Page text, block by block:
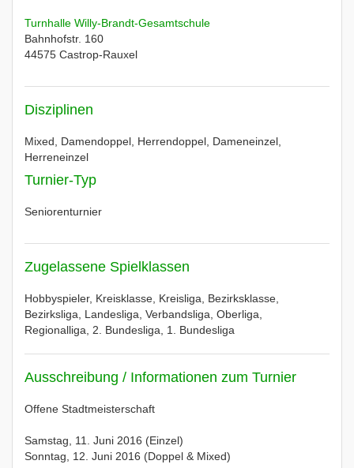
Turnhalle Willy-Brandt-Gesamtschule
Bahnhofstr. 160
44575 Castrop-Rauxel
Disziplinen
Mixed, Damendoppel, Herrendoppel, Dameneinzel,
Herreneinzel
Turnier-Typ
Seniorenturnier
Zugelassene Spielklassen
Hobbyspieler, Kreisklasse, Kreisliga, Bezirksklasse,
Bezirksliga, Landesliga, Verbandsliga, Oberliga,
Regionalliga, 2. Bundesliga, 1. Bundesliga
Ausschreibung / Informationen zum Turnier
Offene Stadtmeisterschaft
Samstag, 11. Juni 2016 (Einzel)
Sonntag, 12. Juni 2016 (Doppel & Mixed)